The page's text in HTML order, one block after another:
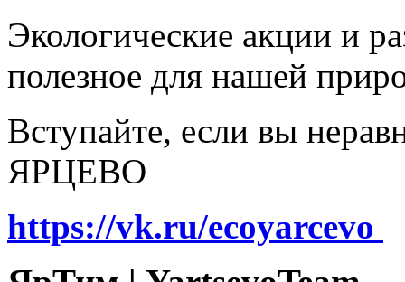
Экологические акции и
полезное для нашей
Вступайте, если вы
ЯРЦЕВО
https://vk.ru/ecoyarcevo